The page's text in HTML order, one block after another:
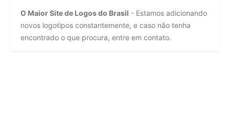
O Maior Site de Logos do Brasil - Estamos adicionando
novos logotipos constantemente, e caso não tenha
encontrado o que procura, entre em contato.